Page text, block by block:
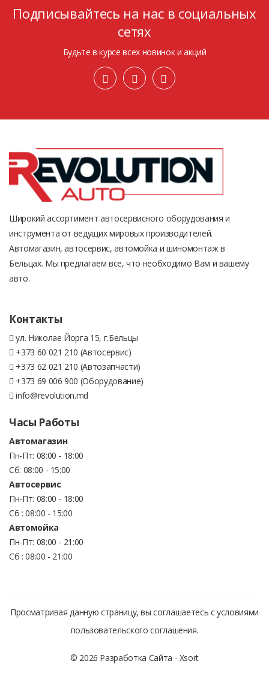
Подписывайтесь на нас в социальных
сетях
Будьте в курсе всех новинок и акций
Широкий ассортимент автосервисного оборудования и
инструмента от ведущих мировых производителей.
Автомагазин, автосервис, автомойка и шиномонтаж в
Бельцах. Мы предлагаем все, что необходимо Вам и вашему
авто.
Контакты
ул. Николае Йорга 15, г.Бельцы
+373 60 021 210 (Автосервис)
+373 62 021 210 (Автозапчасти)
+373 69 006 900 (Оборудование)
info@revolution.md
Часы Работы
Автомагазин
Пн-Пт: 08:00 - 18:00
Сб: 08:00 - 15:00
Автосервис
Пн-Пт: 08:00 - 18:00
Сб : 08:00 - 15:00
Автомойка
Пн-Пт: 08:00 - 21:00
Сб : 08:00 - 21:00
Просматривая данную страницу, вы соглашаетесь с условиями
пользовательского соглашения.
© 2026 Разработка Сайта - Xsort